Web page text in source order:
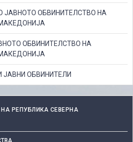
ЈАВНОТО ОБВИНИТЕЛСТВО НА
ОБВИНИТЕЛСТВО НА
ОБВИНИТЕЛИ
РЕПУБЛИКА СЕВЕРНА